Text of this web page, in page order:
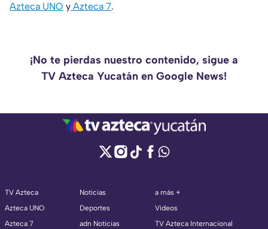
Azteca UNO y Azteca 7.
¡No te pierdas nuestro contenido, sigue a
TV Azteca Yucatán en Google News!
TV Azteca
Azteca UNO
Azteca 7
Noticias
Deportes
adn Noticias
a más +
Videos
TV Azteca Internacional